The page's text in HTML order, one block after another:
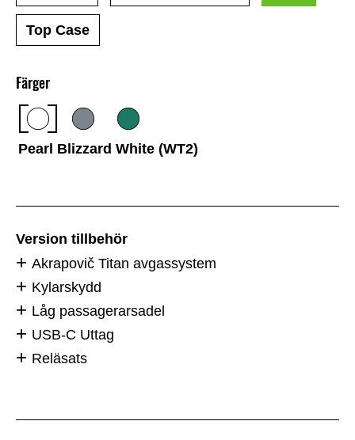
Färger
Pearl Blizzard White (WT2)
Top Case
Version tillbehör
Akrapovič Titan avgassystem
Kylarskydd
Låg passagerarsadel
USB-C Uttag
Reläsats